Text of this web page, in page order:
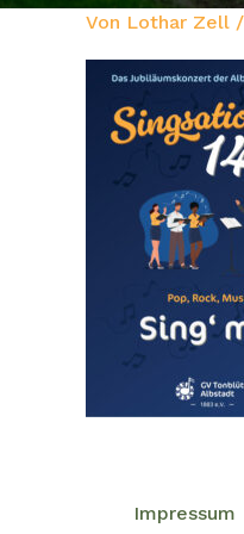
Von Lothar Zell /
Impressum